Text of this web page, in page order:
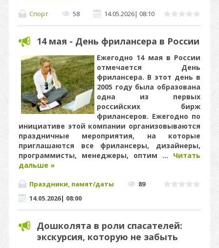
Спорт 58 14.05.2026| 08:10
14 мая - День фрилансера в России
Ежегодно 14 мая в России
отмечается День
фрилансера. В этот день в
2005 году была образована
одна из первых
российских бирж
фрилансеров. Ежегодно по
инициативе этой компании организовываются
праздничные мероприятия, на которые
приглашаются все фрилансеры, дизайнеры,
программисты, менеджеры, оптим ... Читать
дальше »
Праздники, памят/даты
89
14.05.2026| 08:00
Дошколята в роли спасателей:
экскурсия, которую не забыть